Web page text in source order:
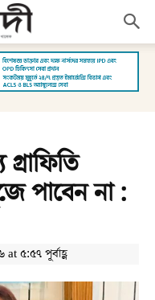
পাবেন না :
৫:৫৭ পূর্বাহ্ণ